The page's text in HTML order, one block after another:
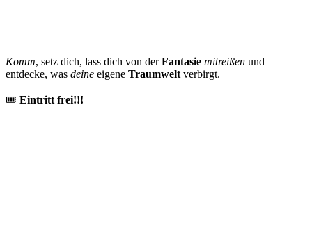
Komm, setz dich, lass dich von derFantasie mitreißen und
entdecke, was deine eigene Traumwelt verbirgt.
🎟 Eintritt frei!!!